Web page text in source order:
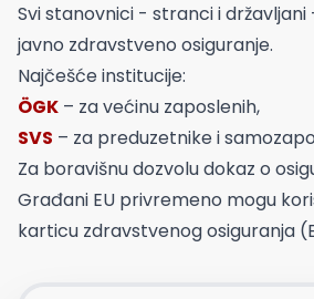
Svi stanovnici - stranci i
javno zdravstveno osiguranje.
Najčešće institucije:
ÖGK – za većinu zaposlenih,
SVS – za preduzetnike i
Za boravišnu dozvolu dokaz o
Građani EU privremeno mogu
karticu zdravstvenog osiguranja